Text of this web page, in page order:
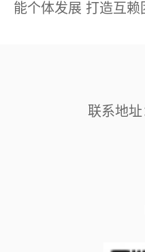
能个体发展 打造互赖
联系地